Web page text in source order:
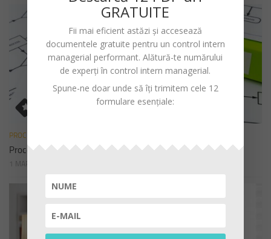
PROCEDURI
Procedura de sistem privind declararea cadourilor
1 MARTIE 2023
GRATUITE
Fii mai eficient astăzi și accesează
documentele gratuite pentru un control intern
managerial performant. Alătură-te numărului
de experți în control intern managerial.
Spune-ne doar unde să îți trimitem cele 12
formulare esențiale: